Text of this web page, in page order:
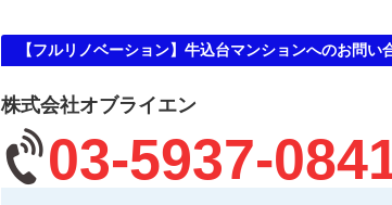
【フルリノベーション】牛込台マンションへのお問い
株式会社オブライエン
03-5937-